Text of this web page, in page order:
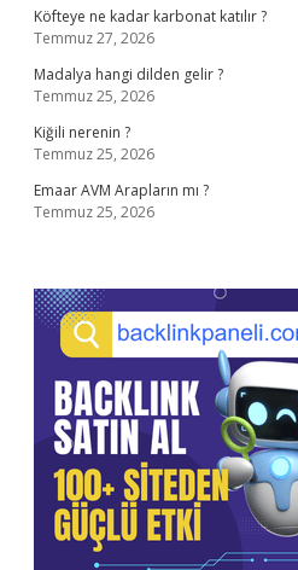
Köfteye ne kadar karbonat katılır ?
Temmuz 27, 2026
Madalya hangi dilden gelir ?
Temmuz 25, 2026
Kiğili nerenin ?
Temmuz 25, 2026
Emaar AVM Arapların mı ?
Temmuz 25, 2026